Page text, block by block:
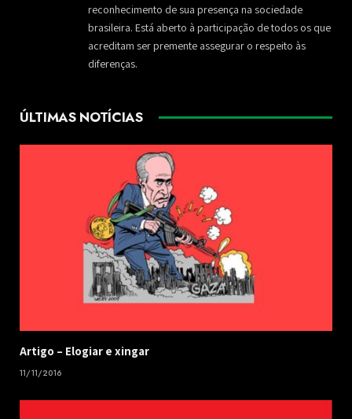
reconhecimento de sua presença na sociedade
brasileira. Está aberto à participação de todos os que
acreditam ser premente assegurar o respeito às
diferenças.
ÚLTIMAS NOTÍCIAS
​Artigo – ​Elogiar e xingar
11/11/2016